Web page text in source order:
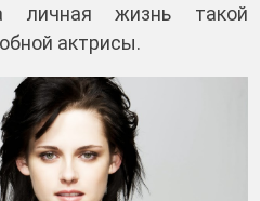
личная жизнь такой
актрисы.